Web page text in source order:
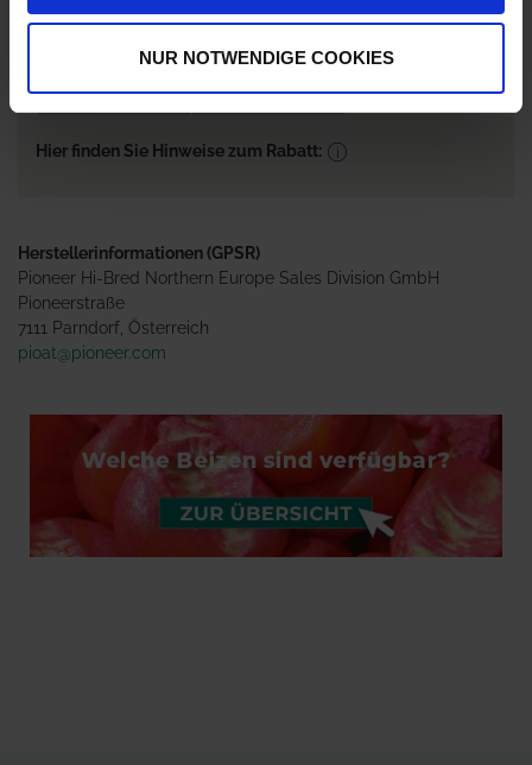
NUR NOTWENDIGE COOKIES
ab 4 Einheiten 1,00 %
ab 8 Einheiten 2,00 %
ab 16 Einheiten 3,00 %
Hier finden Sie Hinweise zum Rabatt:
Herstellerinformationen (GPSR)
Pioneer Hi-Bred Northern Europe Sales Division GmbH
Pioneerstraße
7111 Parndorf, Österreich
pioat@pioneer.com